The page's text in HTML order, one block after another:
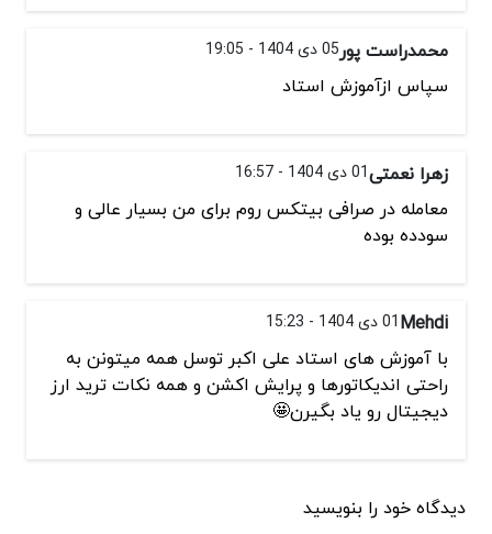
محمدراست پور05 دی 1404 - 19:05
سپاس ازآموزش استاد
زهرا نعمتی01 دی 1404 - 16:57
معامله در صرافی بیتکس روم برای من بسیار عالی و
سودده بوده
Mehdi01 دی 1404 - 15:23
با آموزش های استاد علی اکبر توسل همه میتونن به
راحتی اندیکاتورها و پرایش اکشن و همه نکات ترید ارز
دیجیتال رو یاد بگیرن🤩
دیدگاه خود را بنویسید